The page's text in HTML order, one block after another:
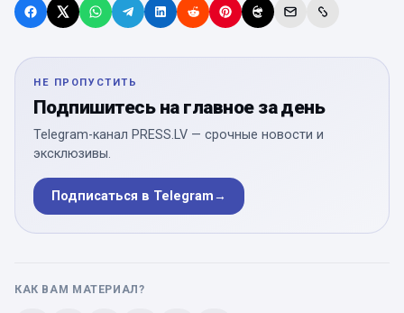
НЕ ПРОПУСТИТЬ
Подпишитесь на главное за день
Telegram-канал PRESS.LV — срочные новости и
эксклюзивы.
Подписаться в Telegram→
КАК ВАМ МАТЕРИАЛ?